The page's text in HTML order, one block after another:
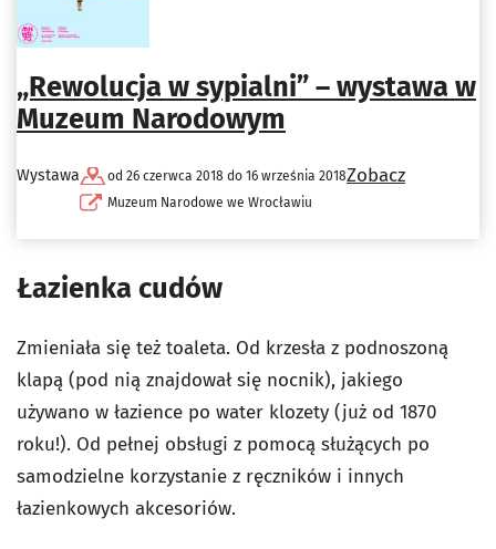
„Rewolucja w sypialni” – wystawa w
Muzeum Narodowym
Wystawa
od 26 czerwca 2018 do 16 września 2018
Muzeum Narodowe we Wrocławiu
Zobacz
Łazienka cudów
Zmieniała się też toaleta. Od krzesła z podnoszoną
klapą (pod nią znajdował się nocnik), jakiego
używano w łazience po water klozety (już od 1870
roku!). Od pełnej obsługi z pomocą służących po
samodzielne korzystanie z ręczników i innych
łazienkowych akcesoriów.